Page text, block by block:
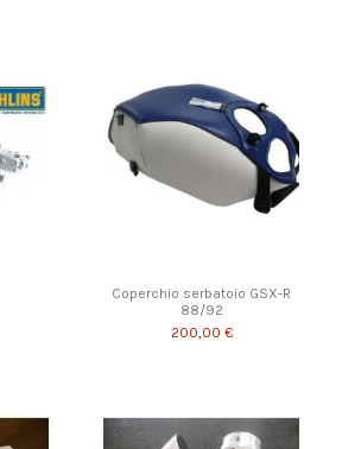
Coperchio serbatoio GSX-R
88/92
200,00 €